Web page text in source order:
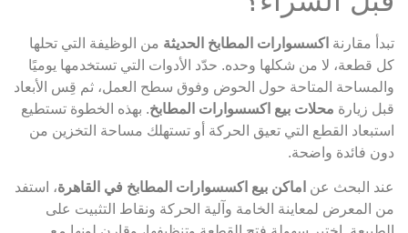
تبدأ مقارنة اكسسوارات المطابخ الحديثة من الوظيفة التي تحلها
كل قطعة، لا من شكلها وحده. حدّد الأدوات التي تستخدمها يوميًا
والمساحة المتاحة حول الحوض وفوق سطح العمل، ثم قِس الأبعاد
قبل زيارة محلات بيع اكسسوارات المطابخ. بهذه الخطوة تستطيع
استبعاد القطع التي تعيق الحركة أو تستهلك مساحة التخزين من
دون فائدة واضحة.
عند البحث عن اماكن بيع اكسسوارات المطابخ في القاهرة، استفد
من المعرض لمعاينة الخامة وآلية الحركة ونقاط التثبيت على